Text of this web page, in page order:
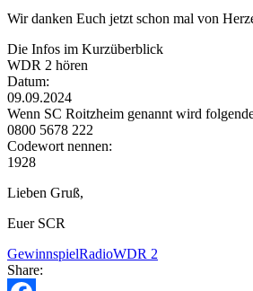
Wir danken Euch jetzt schon mal von
Die Infos im Kurzüberblick
WDR 2 hören
Datum:
09.09.2024
Wenn SC Roitzheim genannt wird
0800 5678 222
Codewort nennen:
1928
Lieben Gruß,
Euer SCR
GewinnspielRadioWDR 2
Share: